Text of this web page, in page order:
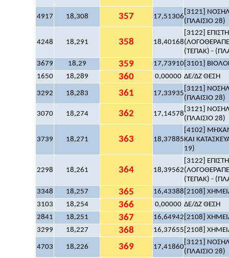
4917 18,308 357 17,51306
[3121]
(ΠΛΑΙΣΙΟ 28)
4248 18,291 358 18,40168
[3122]
(ΤΕΠΑΚ) -
3679
18,29 359 17,73910 [3101]
1650
18,289 360 0,00000 ΔΕ/ΔΖ ΘΕΣΗ
3292 18,283 361 17,33935
[3121]
(ΠΛΑΙΣΙΟ 28)
3070 18,274 362 17,14578
[3121]
(ΠΛΑΙΣΙΟ 28)
3739 18,271 363 18,37885
[4102]
ΚΑΙ
19)
2298 18,261 364 18,39562
[3122]
(ΤΕΠΑΚ) -
3348
18,257 365 16,43388 [2108]
3103
18,254 366 0,00000 ΔΕ/ΔΖ ΘΕΣΗ
2841
18,251 367 16,64942 [2108]
3299
18,227 368 16,37655 [2108]
4703 18,226 369 17,41860
[3121]
(ΠΛΑΙΣΙΟ 28)